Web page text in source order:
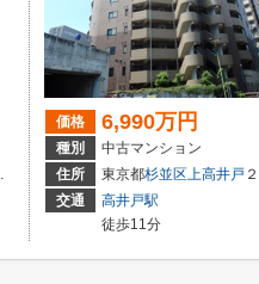
価格 6,990万円
種別
中古マンション
住所
東京都杉並区上高井戸 ２丁目2-34
交通
高井戸駅
徒歩11分